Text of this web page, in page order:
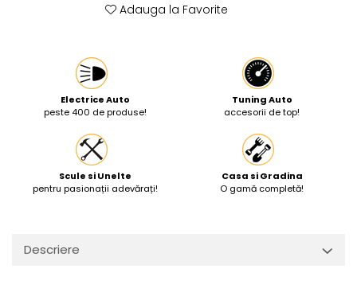
Slefuitoare
Suport auto
Suport motocicleta
Surubelnite
Tunuri de caldura si aeroteme
Utilaje constructie
Adauga la Favorite
Electrice Auto
peste 400 de produse!
Tuning Auto
accesorii de top!
Scule si Unelte
pentru pasionații adevărați!
Casa si Gradina
O gamă completă!
Descriere